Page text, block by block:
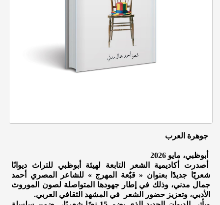
جوهرة العرب
أبوظبي، مايو 2026
أصدرت أكاديمية الشعر التابعة لهيئة أبوظبي للتراث ديوانًا
شعريًا جديدًا بعنوان « قبٌعة المهرج » للشاعر المصري أحمد
جمال مدني، وذلك في إطار جهودها المتواصلة لصون الموروث
الأدبي، وتعزيز حضور الشعر في المشهد الثقافي العربي.